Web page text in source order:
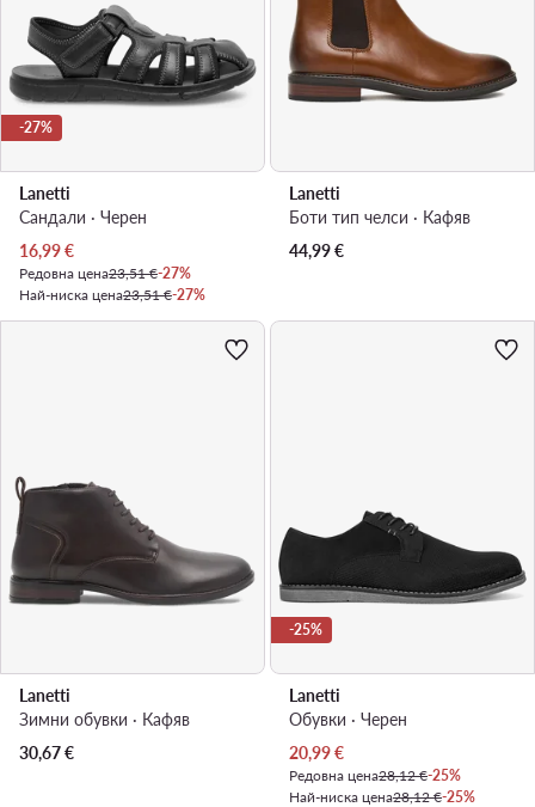
-27%
Lanetti
Сандали · Черен
Актуална цена
16,99€
Редовна цена23,51 €-27%
Най-ниска цена23,51 €-27%
Lanetti
Боти тип челси · Кафяв
44,99€
Lanetti
Зимни обувки · Кафяв
30,67€
-25%
Lanetti
Обувки · Черен
Актуална цена
20,99€
Редовна цена28,12 €-25%
Най-ниска цена28,12 €-25%